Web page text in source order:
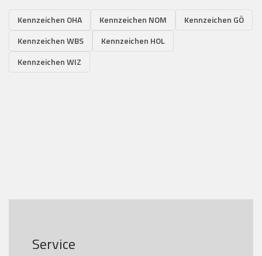
Kennzeichen OHA Kennzeichen NOM
Kennzeichen GÖ
Kennzeichen WBS
Kennzeichen HOL
Kennzeichen WIZ
Service